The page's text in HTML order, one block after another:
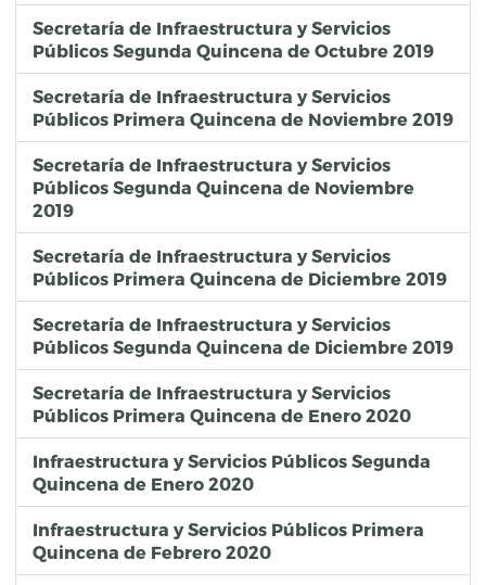
Secretaría de Infraestructura y Servicios
Públicos Segunda Quincena de Octubre 2019
Secretaría de Infraestructura y Servicios
Públicos Primera Quincena de Noviembre 2019
Secretaría de Infraestructura y Servicios
Públicos Segunda Quincena de Noviembre
2019
Secretaría de Infraestructura y Servicios
Públicos Primera Quincena de Diciembre 2019
Secretaría de Infraestructura y Servicios
Públicos Segunda Quincena de Diciembre 2019
Secretaría de Infraestructura y Servicios
Públicos Primera Quincena de Enero 2020
Infraestructura y Servicios Públicos Segunda
Quincena de Enero 2020
Infraestructura y Servicios Públicos Primera
Quincena de Febrero 2020